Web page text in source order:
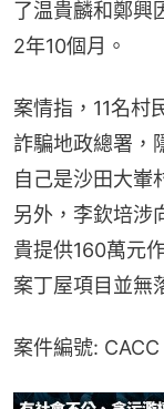
了温貴麟和鄭興
2年10個月。
案情指，11名村
詐騙地政總署，
自己是沙田大輋
另外，李欽培涉
貴提供160萬元
案丁屋項目並無
案件編號: